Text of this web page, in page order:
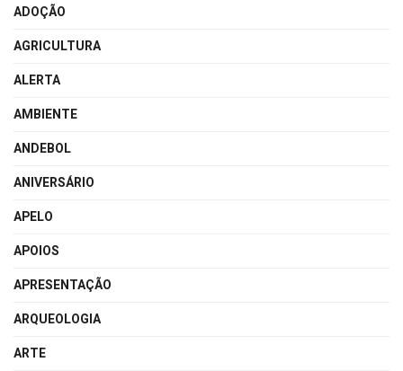
ADOÇÃO
AGRICULTURA
ALERTA
AMBIENTE
ANDEBOL
ANIVERSÁRIO
APELO
APOIOS
APRESENTAÇÃO
ARQUEOLOGIA
ARTE